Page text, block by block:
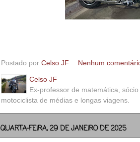
Postado por Celso JF Nenhum
Celso JF
Ex-professor de matemática,
motociclista de médias e longas viagens.
QUARTA-FEIRA, 29 DE JANEIRO DE 2025